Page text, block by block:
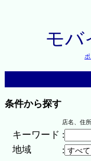
モバ
条件から探す
店名、住
キーワード :
地域
: